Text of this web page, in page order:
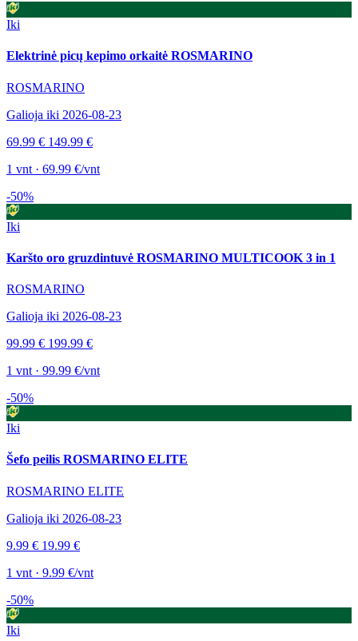
Iki
Elektrinė picų kepimo orkaitė ROSMARINO
ROSMARINO
Galioja iki 2026-08-23
69.99 € 149.99 €
1 vnt · 69.99 €/vnt
-50%
Iki
Karšto oro gruzdintuvė ROSMARINO MULTICOOK 3 in 1
ROSMARINO
Galioja iki 2026-08-23
99.99 € 199.99 €
1 vnt · 99.99 €/vnt
-50%
Iki
Šefo peilis ROSMARINO ELITE
ROSMARINO ELITE
Galioja iki 2026-08-23
9.99 € 19.99 €
1 vnt · 9.99 €/vnt
-50%
Iki